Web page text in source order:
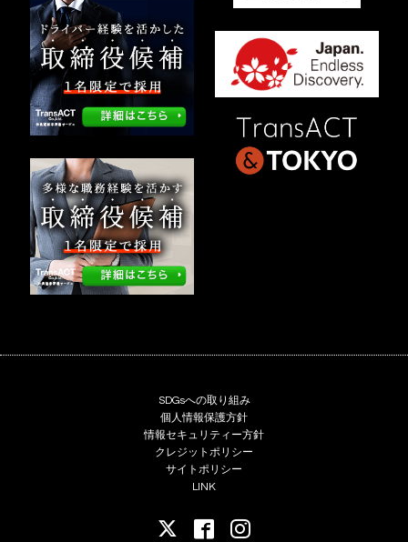
SDGsへの取り組み
個人情報保護方針
情報セキュリティー方針
クレジットポリシー
サイトポリシー
LINK